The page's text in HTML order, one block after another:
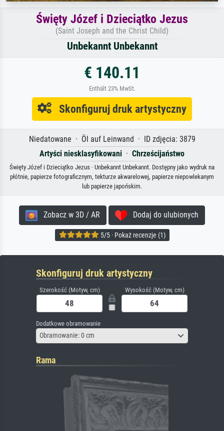
Święty Józef i Dzieciątko Jezus
(Saint Joseph and the Christ Child)
Unbekannt Unbekannt
€ 140.11
Enthält 23% MwSt.
Skonfiguruj druk artystyczny
Niedatowane · Öl auf Leinwand · ID zdjęcia: 3879
Artyści niesklasyfikowani · Chrześcijaństwo
Święty Józef i Dzieciątko Jezus · Unbekannt Unbekannt. Dostępny jako wydruk na
płótnie, papierze fotograficznym, tekturze akwarelowej, papierze niepowlekanym
lub papierze japońskim.
Zobacz w 3D / AR Dodaj do ulubionych
5/5 · Pokaż recenzje (1)
Skonfiguruj druk artystyczny
Szerokość (Motyw, cm) Wysokość (Motyw, cm)
Dodatkowe obramowanie
Obramowanie: 0 cm
Rama